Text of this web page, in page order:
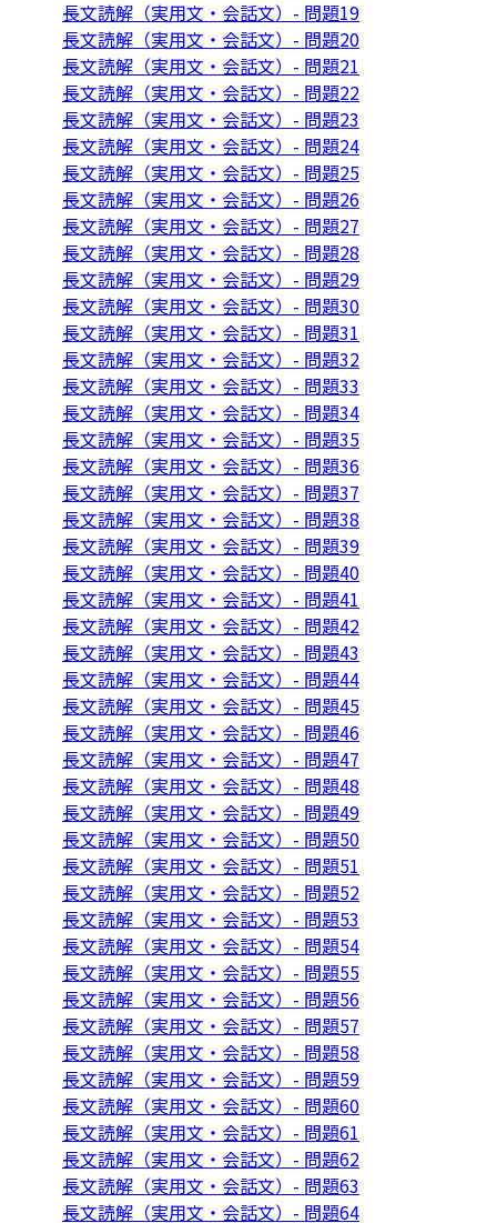
長文読解（実用文・会話文）- 問題19
長文読解（実用文・会話文）- 問題20
長文読解（実用文・会話文）- 問題21
長文読解（実用文・会話文）- 問題22
長文読解（実用文・会話文）- 問題23
長文読解（実用文・会話文）- 問題24
長文読解（実用文・会話文）- 問題25
長文読解（実用文・会話文）- 問題26
長文読解（実用文・会話文）- 問題27
長文読解（実用文・会話文）- 問題28
長文読解（実用文・会話文）- 問題29
長文読解（実用文・会話文）- 問題30
長文読解（実用文・会話文）- 問題31
長文読解（実用文・会話文）- 問題32
長文読解（実用文・会話文）- 問題33
長文読解（実用文・会話文）- 問題34
長文読解（実用文・会話文）- 問題35
長文読解（実用文・会話文）- 問題36
長文読解（実用文・会話文）- 問題37
長文読解（実用文・会話文）- 問題38
長文読解（実用文・会話文）- 問題39
長文読解（実用文・会話文）- 問題40
長文読解（実用文・会話文）- 問題41
長文読解（実用文・会話文）- 問題42
長文読解（実用文・会話文）- 問題43
長文読解（実用文・会話文）- 問題44
長文読解（実用文・会話文）- 問題45
長文読解（実用文・会話文）- 問題46
長文読解（実用文・会話文）- 問題47
長文読解（実用文・会話文）- 問題48
長文読解（実用文・会話文）- 問題49
長文読解（実用文・会話文）- 問題50
長文読解（実用文・会話文）- 問題51
長文読解（実用文・会話文）- 問題52
長文読解（実用文・会話文）- 問題53
長文読解（実用文・会話文）- 問題54
長文読解（実用文・会話文）- 問題55
長文読解（実用文・会話文）- 問題56
長文読解（実用文・会話文）- 問題57
長文読解（実用文・会話文）- 問題58
長文読解（実用文・会話文）- 問題59
長文読解（実用文・会話文）- 問題60
長文読解（実用文・会話文）- 問題61
長文読解（実用文・会話文）- 問題62
長文読解（実用文・会話文）- 問題63
長文読解（実用文・会話文）- 問題64